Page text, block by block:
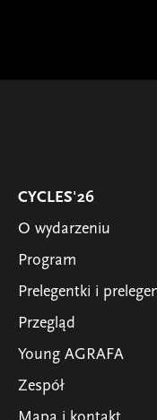
CYCLES'26
O wydarzeniu
Program
Prelegentki i
Przegląd
Young AGRAFA
Zespół